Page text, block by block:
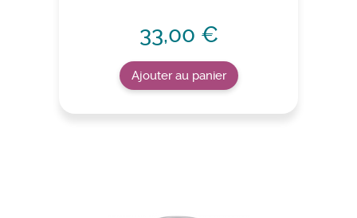
33,00 €
Ajouter au panier